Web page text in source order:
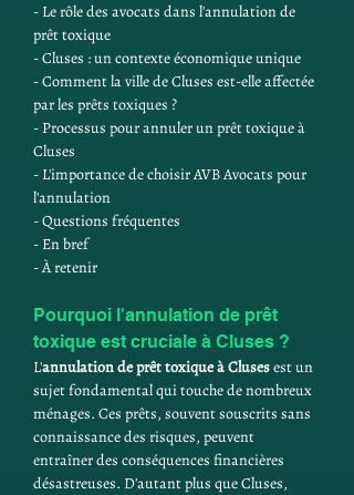
- Le rôle des avocats dans l'annulation de
prêt toxique
- Cluses : un contexte économique unique
- Comment la ville de Cluses est-elle affectée
par les prêts toxiques ?
- Processus pour annuler un prêt toxique à
Cluses
- L'importance de choisir AVB Avocats pour
l'annulation
- Questions fréquentes
- En bref
- À retenir
Pourquoi l'annulation de prêt
toxique est cruciale à Cluses ?
L'annulation de prêt toxique à Cluses est un
sujet fondamental qui touche de nombreux
ménages. Ces prêts, souvent souscrits sans
connaissance des risques, peuvent
entraîner des conséquences financières
désastreuses. D'autant plus que Cluses,